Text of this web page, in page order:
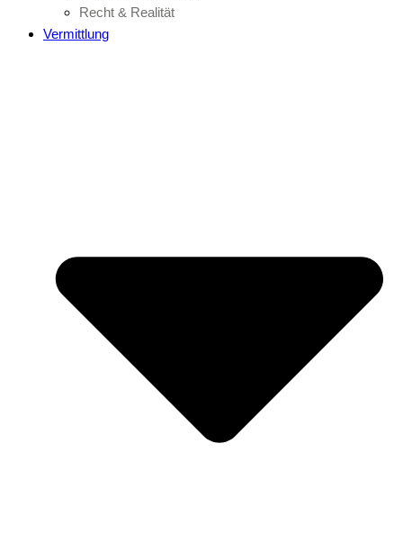
Recht & Realität
Vermittlung